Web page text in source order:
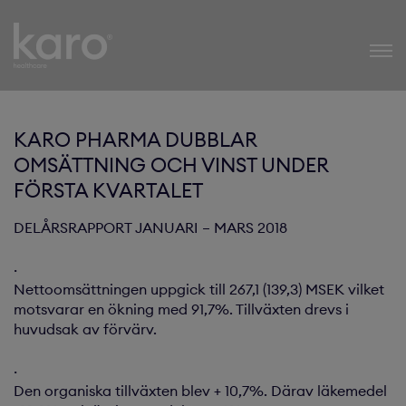
Karo Healthcare
KARO PHARMA DUBBLAR
OMSÄTTNING OCH VINST UNDER
FÖRSTA KVARTALET
DELÅRSRAPPORT JANUARI – MARS 2018
·
Nettoomsättningen uppgick till 267,1 (139,3) MSEK vilket
motsvarar en ökning med 91,7%. Tillväxten drevs i
huvudsak av förvärv.
·
Den organiska tillväxten blev + 10,7%. Därav läkemedel